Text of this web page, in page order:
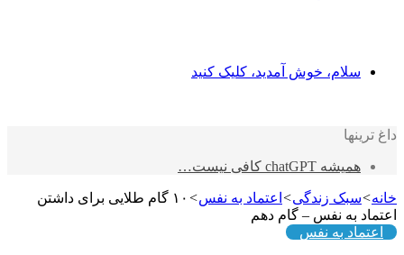
سلام، خوش آمدید، کلیک کنید
داغ ترینها
همیشه chatGPT کافی نیست…
خانه>سبک زندگی> اعتماد به نفس>
۱۰ گام طلایی برای داشتن
اعتماد به نفس – گام دهم
اعتماد به نفس